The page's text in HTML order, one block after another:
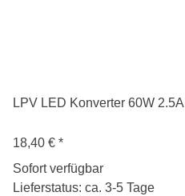
LPV LED Konverter 60W
18,40 € *
Sofort verfügbar
Lieferstatus: ca. 3-5 Tage